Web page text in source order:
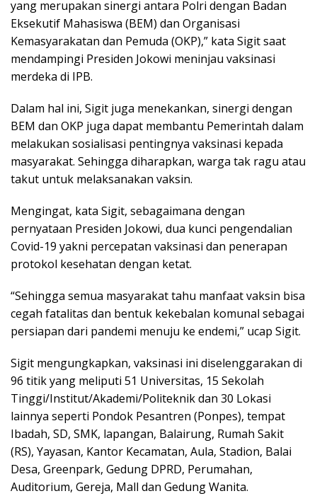
yang merupakan sinergi antara Polri dengan Badan
Eksekutif Mahasiswa (BEM) dan Organisasi
Kemasyarakatan dan Pemuda (OKP),” kata Sigit saat
mendampingi Presiden Jokowi meninjau vaksinasi
merdeka di IPB.
Dalam hal ini, Sigit juga menekankan, sinergi dengan
BEM dan OKP juga dapat membantu Pemerintah dalam
melakukan sosialisasi pentingnya vaksinasi kepada
masyarakat. Sehingga diharapkan, warga tak ragu atau
takut untuk melaksanakan vaksin.
Mengingat, kata Sigit, sebagaimana dengan
pernyataan Presiden Jokowi, dua kunci pengendalian
Covid-19 yakni percepatan vaksinasi dan penerapan
protokol kesehatan dengan ketat.
“Sehingga semua masyarakat tahu manfaat vaksin bisa
cegah fatalitas dan bentuk kekebalan komunal sebagai
persiapan dari pandemi menuju ke endemi,” ucap Sigit.
Sigit mengungkapkan, vaksinasi ini diselenggarakan di
96 titik yang meliputi 51 Universitas, 15 Sekolah
Tinggi/Institut/Akademi/Politeknik dan 30 Lokasi
lainnya seperti Pondok Pesantren (Ponpes), tempat
Ibadah, SD, SMK, lapangan, Balairung, Rumah Sakit
(RS), Yayasan, Kantor Kecamatan, Aula, Stadion, Balai
Desa, Greenpark, Gedung DPRD, Perumahan,
Auditorium, Gereja, Mall dan Gedung Wanita.